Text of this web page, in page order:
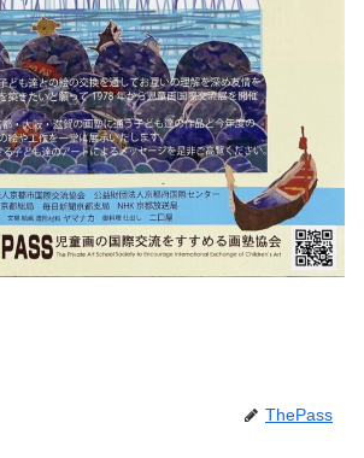
ThePass